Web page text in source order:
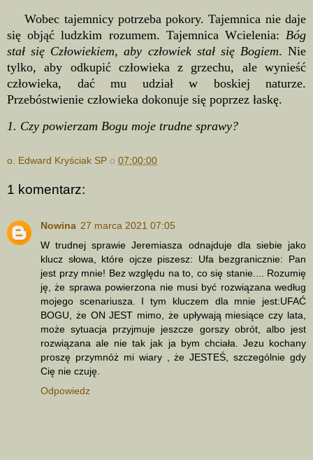
Wobec tajemnicy potrzeba pokory. Tajemnica nie daje
się objąć ludzkim rozumem. Tajemnica Wcielenia: Bóg
stał się Człowiekiem, aby człowiek stał się Bogiem. Nie
tylko, aby odkupić człowieka z grzechu, ale wynieść
człowieka, dać mu udział w boskiej naturze.
Przebóstwienie człowieka dokonuje się poprzez łaskę.
1. Czy powierzam Bogu moje trudne sprawy?
o. Edward Kryściak SP o 07:00:00
1 komentarz:
Nowina 27 marca 2021 07:05
W trudnej sprawie Jeremiasza odnajduje dla siebie jako
klucz słowa, które ojcze piszesz: Ufa bezgranicznie: Pan
jest przy mnie! Bez względu na to, co się stanie.... Rozumię
ję, że sprawa powierzona nie musi być rozwiązana według
mojego scenariusza. I tym kluczem dla mnie jest:UFAĆ
BOGU, że ON JEST mimo, że upływają miesiące czy lata,
może sytuacja przyjmuje jeszcze gorszy obrót, albo jest
rozwiązana ale nie tak jak ja bym chciała. Jezu kochany
proszę przymnóż mi wiary , że JESTEŚ, szczególnie gdy
Cię nie czuję.
Odpowiedz